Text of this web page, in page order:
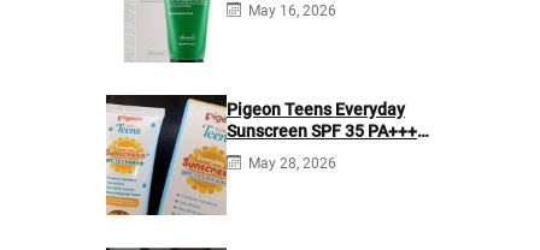
May 16, 2026
Pigeon Teens Everyday
Sunscreen SPF 35 PA+++
Ingredients
May 28, 2026